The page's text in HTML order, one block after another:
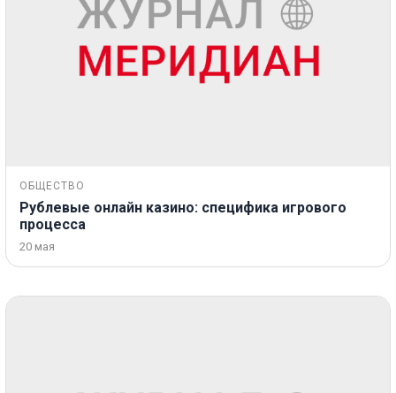
ОБЩЕСТВО
Рублевые онлайн казино: специфика игрового
процесса
20 мая